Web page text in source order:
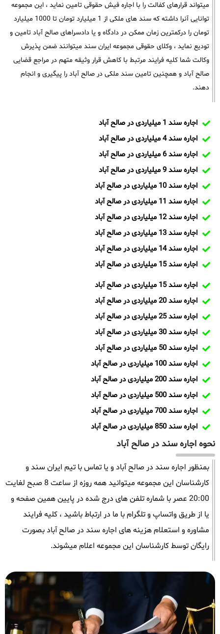
میتواند قرارهای کفالت را با اجاره فیش حقوقی تامین نماید ، این مجموعه
توانایی آنرا داشته که سند های ملکی از 1 میلیارد تومان تا 1000 میلیارد
تومان را درکمترین زمان ممکن در دادگاه و یا دادسراهای صالح آباد تامین و
تودیع نماید ، وکلای حقوقی مجموعه ایران سند میتوانند ضمن پذیرش
وکالت شما کلیه فرایند مرتبط با کاهش قرار وثیقه متهم در مراجع قضایی
صالح آباد و همچنین تامین سند ملکی در صالح آباد را پیگیری و انجام
دهند.
اجاره سند 1 میلیاردی در صالح آباد
اجاره سند 4 میلیاردی در صالح آباد
اجاره سند 6 میلیاردی در صالح آباد
اجاره سند 9 میلیاردی در صالح آباد
اجاره سند 10 میلیاردی در صالح آباد
اجاره سند 11 میلیاردی در صالح آباد
اجاره سند 12 میلیاردی در صالح آباد
اجاره سند 13 میلیاردی در صالح آباد
اجاره سند 14 میلیاردی در صالح آباد
اجاره سند 15 میلیاردی در صالح آباد
اجاره سند 15 میلیاردی در صالح آباد
اجاره سند 20 میلیاردی در صالح آباد
اجاره سند 25 میلیاردی در صالح آباد
اجاره سند 30 میلیاردی در صالح آباد
اجاره سند 50 میلیاردی در صالح آباد
اجاره سند 100 میلیاردی در صالح آباد
اجاره سند 200 میلیاردی در صالح آباد
اجاره سند 500 میلیاردی در صالح آباد
اجاره سند 700 میلیاردی در صالح آباد
اجاره سند 850 میلیاردی در صالح آباد
نحوه اجاره سند در صالح آباد
بمنظور اجاره سند در صالح آباد و یا تماس با تیم ایران سند و
کارشناسان این مجموعه میتوانید همه روزه از ساعت 8 صبح لغایت
20:00 عصر با شماره تلفن های درج شده در پایین همین صفحه و
یا از طریق واتساپ و تلگرام با ما در ارتباط باشید ، کلیه فرایند
مشاوره و استعلام هزینه های اجاره سند در صالح آباد بصورت
رایگان توسط کارشناسان این مجموعه اعلام میشوند.